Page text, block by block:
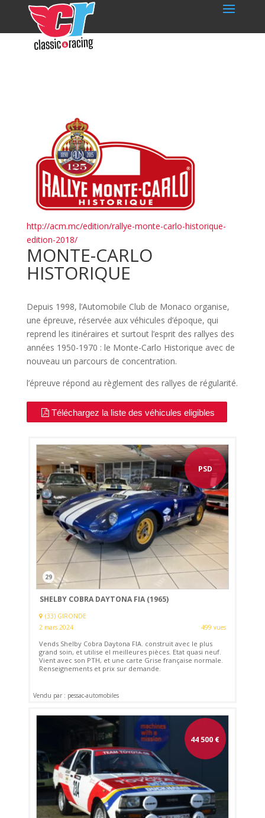
http://acm.mc/edition/rallye-monte-carlo-historique-
edition-2018/
MONTE-CARLO
HISTORIQUE
Depuis 1998, l’Automobile Club de Monaco organise,
une épreuve, réservée aux véhicules d’époque, qui
reprend les itinéraires et surtout l’esprit des rallyes des
années 1950-1970 : le Monte-Carlo Historique avec de
nouveau un parcours de concentration.
l’épreuve répond au règlement des rallyes de régularité.
Téléchargez la liste des véhicules eligibles
PSD
29
SHELBY COBRA DAYTONA FIA (1965)
(33) GIRONDE
2 mars 2024
499 vues
Vends Shelby Cobra Daytona FIA. construit avec le plus
grand soin, et utilise el meilleures pièces. Etat quasi neuf.
Vient avec son PTH, et une carte Grise française normale.
Renseignements et prix sur demande.
Vendu par : pessac-automobiles
44 500 €